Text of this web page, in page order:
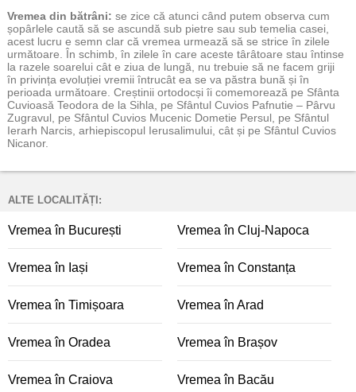
Vremea din bătrâni: se zice că atunci când putem observa cum
șopârlele caută să se ascundă sub pietre sau sub temelia casei,
acest lucru e semn clar că vremea urmează să se strice în zilele
următoare. În schimb, în zilele în care aceste târâtoare stau întinse
la razele soarelui cât e ziua de lungă, nu trebuie să ne facem griji
în privința evoluției vremii întrucât ea se va păstra bună și în
perioada următoare. Creștinii ortodocși îi comemorează pe Sfânta
Cuvioasă Teodora de la Sihla, pe Sfântul Cuvios Pafnutie – Pârvu
Zugravul, pe Sfântul Cuvios Mucenic Dometie Persul, pe Sfântul
Ierarh Narcis, arhiepiscopul Ierusalimului, cât și pe Sfântul Cuvios
Nicanor.
ALTE LOCALITĂȚI:
Vremea în București Vremea în Cluj-Napoca
Vremea în Iași Vremea în Constanța
Vremea în Timișoara Vremea în Arad
Vremea în Oradea Vremea în Brașov
Vremea în Craiova Vremea în Bacău